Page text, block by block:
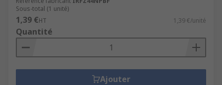
Sous-total (1 unité)
1,39 €HT 1,39 €/unité
Quantité
Ajouter